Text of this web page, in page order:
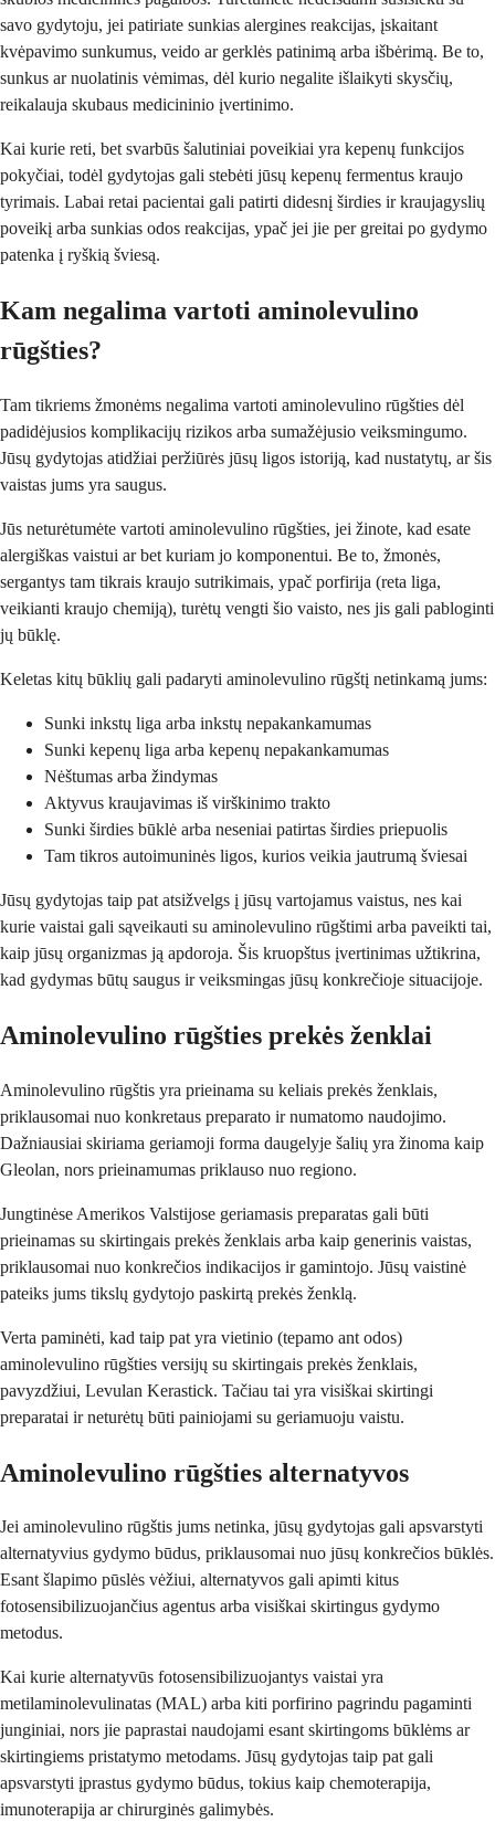
savo gydytoju, jei patiriate sunkias alergines reakcijas, įskaitant
kvėpavimo sunkumus, veido ar gerklės patinimą arba išbėrimą. Be to,
sunkus ar nuolatinis vėmimas, dėl kurio negalite išlaikyti skysčių,
reikalauja skubaus medicininio įvertinimo.
Kai kurie reti, bet svarbūs šalutiniai poveikiai yra kepenų funkcijos
pokyčiai, todėl gydytojas gali stebėti jūsų kepenų fermentus kraujo
tyrimais. Labai retai pacientai gali patirti didesnį širdies ir kraujagyslių
poveikį arba sunkias odos reakcijas, ypač jei jie per greitai po gydymo
patenka į ryškią šviesą.
Kam negalima vartoti aminolevulino
rūgšties?
Tam tikriems žmonėms negalima vartoti aminolevulino rūgšties dėl
padidėjusios komplikacijų rizikos arba sumažėjusio veiksmingumo.
Jūsų gydytojas atidžiai peržiūrės jūsų ligos istoriją, kad nustatytų, ar šis
vaistas jums yra saugus.
Jūs neturėtumėte vartoti aminolevulino rūgšties, jei žinote, kad esate
alergiškas vaistui ar bet kuriam jo komponentui. Be to, žmonės,
sergantys tam tikrais kraujo sutrikimais, ypač porfirija (reta liga,
veikianti kraujo chemiją), turėtų vengti šio vaisto, nes jis gali pabloginti
jų būklę.
Keletas kitų būklių gali padaryti aminolevulino rūgštį netinkamą jums:
Sunki inkstų liga arba inkstų nepakankamumas
Sunki kepenų liga arba kepenų nepakankamumas
Nėštumas arba žindymas
Aktyvus kraujavimas iš virškinimo trakto
Sunki širdies būklė arba neseniai patirtas širdies priepuolis
Tam tikros autoimuninės ligos, kurios veikia jautrumą šviesai
Jūsų gydytojas taip pat atsižvelgs į jūsų vartojamus vaistus, nes kai
kurie vaistai gali sąveikauti su aminolevulino rūgštimi arba paveikti tai,
kaip jūsų organizmas ją apdoroja. Šis kruopštus įvertinimas užtikrina,
kad gydymas būtų saugus ir veiksmingas jūsų konkrečioje situacijoje.
Aminolevulino rūgšties prekės ženklai
Aminolevulino rūgštis yra prieinama su keliais prekės ženklais,
priklausomai nuo konkretaus preparato ir numatomo naudojimo.
Dažniausiai skiriama geriamoji forma daugelyje šalių yra žinoma kaip
Gleolan, nors prieinamumas priklauso nuo regiono.
Jungtinėse Amerikos Valstijose geriamasis preparatas gali būti
prieinamas su skirtingais prekės ženklais arba kaip generinis vaistas,
priklausomai nuo konkrečios indikacijos ir gamintojo. Jūsų vaistinė
pateiks jums tikslų gydytojo paskirtą prekės ženklą.
Verta paminėti, kad taip pat yra vietinio (tepamo ant odos)
aminolevulino rūgšties versijų su skirtingais prekės ženklais,
pavyzdžiui, Levulan Kerastick. Tačiau tai yra visiškai skirtingi
preparatai ir neturėtų būti painiojami su geriamuoju vaistu.
Aminolevulino rūgšties alternatyvos
Jei aminolevulino rūgštis jums netinka, jūsų gydytojas gali apsvarstyti
alternatyvius gydymo būdus, priklausomai nuo jūsų konkrečios būklės.
Esant šlapimo pūslės vėžiui, alternatyvos gali apimti kitus
fotosensibilizuojančius agentus arba visiškai skirtingus gydymo
metodus.
Kai kurie alternatyvūs fotosensibilizuojantys vaistai yra
metilaminolevulinatas (MAL) arba kiti porfirino pagrindu pagaminti
junginiai, nors jie paprastai naudojami esant skirtingoms būklėms ar
skirtingiems pristatymo metodams. Jūsų gydytojas taip pat gali
apsvarstyti įprastus gydymo būdus, tokius kaip chemoterapija,
imunoterapija ar chirurginės galimybės.